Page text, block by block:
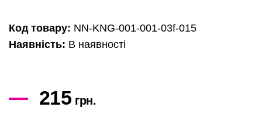
Код товару: NN-KNG-001-001-03f-015
Наявність: В наявності
215 грн.